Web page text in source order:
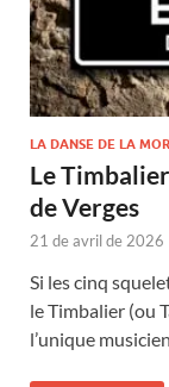
LA DANSE DE LA
Le
de Verges
21 de avril de 2026
Si les cinq
le Timbalier (ou
l’unique